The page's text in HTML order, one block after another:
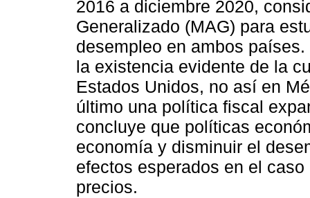
2016 a diciembre 2020,
Generalizado (MAG) para
desempleo en ambos
la existencia evidente de la
Estados Unidos, no así en
último una política fiscal
concluye que políticas
economía y disminuir el
efectos esperados en el
precios.